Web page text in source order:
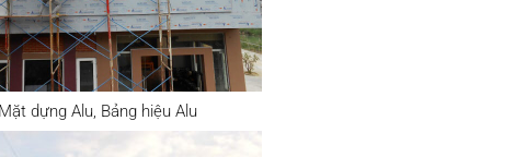
dựng Alu, Bảng hiệu Alu